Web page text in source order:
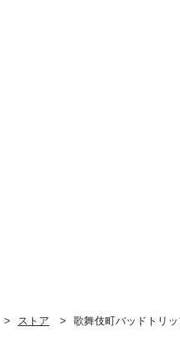
ストア 歌舞伎町バッドトリッ